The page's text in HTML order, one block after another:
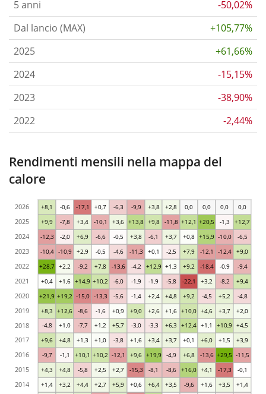
5 anni
-50,02%
Dal lancio (MAX)
+105,77%
2025
+61,66%
2024
-15,15%
2023
-38,90%
2022
-2,44%
Rendimenti mensili nella mappa del
calore
+1,4 +3,2 +4,4 +2,7 +5,9 +0,6 +6,4 +3,5 -9,6 +1,6 +3,5 +1,4
+4,3 +4,8 -5,8 +2,5 +2,7 -15,3 -8,1 -8,6 +16,0 +4,1 -17,3 -0,1
-9,7 -1,1 +10,1 +10,2 -12,1 +9,6 +19,9 -4,9 +6,8 -13,6 +29,5 -11,5
+9,6 +4,8 +1,3 +1,0 -3,8 +1,6 +3,4 +3,7 +0,1 +6,0 +1,5 +3,9
-4,8 +1,0 -7,7 +1,2 +5,7 -3,0 -3,3 +6,3 +12,4 +1,1 +10,9 +4,5
+8,3 +12,6 -8,6 -1,6 +0,9 +9,0 +2,6 +1,6 +10,0 +4,6 +3,7 +2,0
+21,9 +19,2 -15,0 -13,3 -5,6 -1,4 +2,4 +4,8 +9,2 -4,5 +5,2 -4,8
+0,4 +1,6 +14,9 +10,2 -6,0 -1,9 -1,9 -5,8 -22,1 +3,2 -8,2 +9,4
+28,7 +2,2 -9,2 +7,8 -13,6 -4,2 +12,9 +1,3 +9,2 -18,4 -0,9 -9,4
-10,4 -10,9 +2,9 -0,5 -4,6 -11,3 +0,1 -2,5 +7,9 -12,1 -12,4 +9,0
-12,3 -2,0 +6,9 -6,6 -0,5 +3,8 -6,1 +3,7 +0,8 +15,9 -10,0 -6,5
+9,9 -7,8 +3,4 -10,1 +3,6 +13,8 +9,8 -11,8 +12,1 +20,5 -1,3 +12,7
+8,1 -0,6 -17,1 +0,7 -6,3 -9,9 +3,8 +2,8 0,0 0,0 0,0 0,0
2014
2015
2016
2017
2018
2019
2020
2021
2022
2023
2024
2025
2026